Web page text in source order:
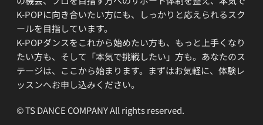
K-POPに向き合いたい方にも、しっかりと応えられるスク
ールを目指しています。
K-POPダンスをこれから始めたい方も、もっと上手くなり
たい方も、そして「本気で挑戦したい」方も。あなたのス
テージは、ここから始まります。まずはお気軽に、体験レ
ッスンへお申し込みください。
© TS DANCE COMPANY All rights reserved.